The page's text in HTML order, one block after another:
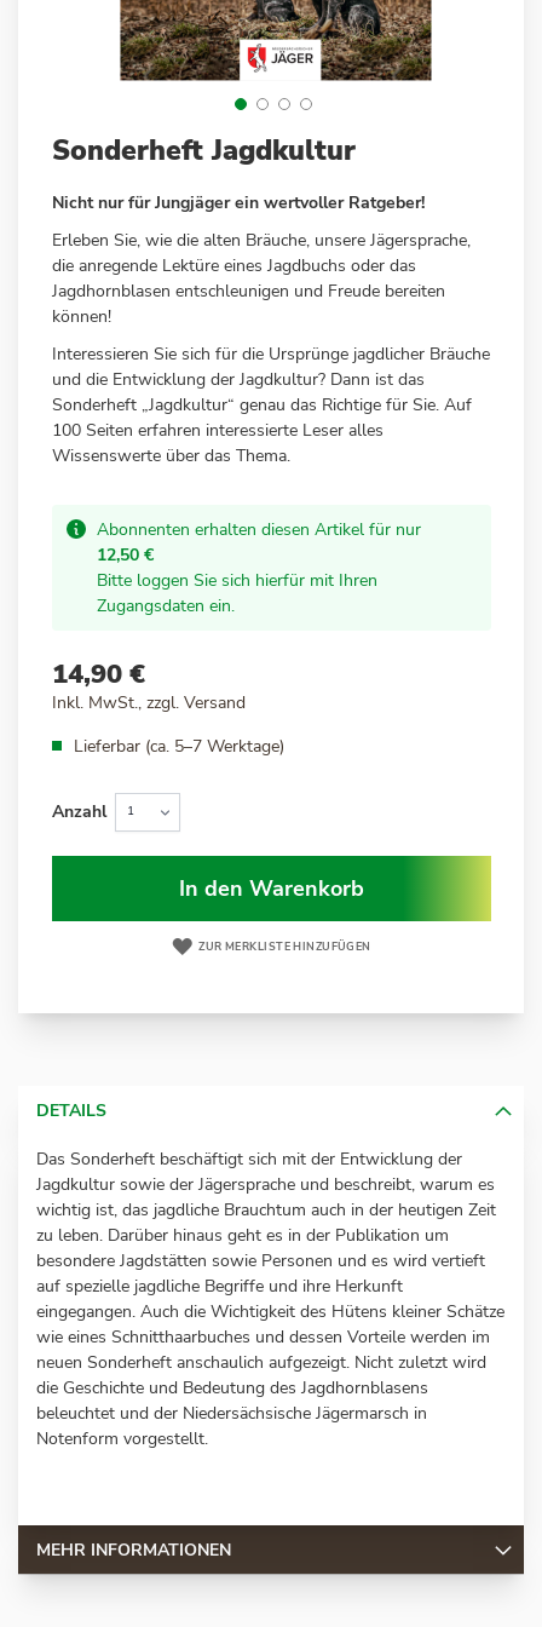
Anfang
Bildergalerie
springen
Sonderheft Jagdkultur
Nicht nur für Jungjäger ein wertvoller Ratgeber!
Erleben Sie, wie die alten Bräuche, unsere Jägersprache,
die anregende Lektüre eines Jagdbuchs oder das
Jagdhornblasen entschleunigen und Freude bereiten
können!
Interessieren Sie sich für die Ursprünge jagdlicher Bräuche
und die Entwicklung der Jagdkultur? Dann ist das
Sonderheft „Jagdkultur“ genau das Richtige für Sie. Auf
100 Seiten erfahren interessierte Leser alles
Wissenswerte über das Thema.
Abonnenten erhalten diesen Artikel für nur
12,50 €
Bitte loggen Sie sich hierfür mit Ihren
Zugangsdaten ein.
14,90 €
Inkl. MwSt., zzgl. Versand
Lieferbar (ca. 5–7 Werktage)
Anzahl
In den Warenkorb
ZUR MERKLISTE HINZUFÜGEN
DETAILS
Das Sonderheft beschäftigt sich mit der Entwicklung der
Jagdkultur sowie der Jägersprache und beschreibt, warum es
wichtig ist, das jagdliche Brauchtum auch in der heutigen Zeit
zu leben. Darüber hinaus geht es in der Publikation um
besondere Jagdstätten sowie Personen und es wird vertieft
auf spezielle jagdliche Begriffe und ihre Herkunft
eingegangen. Auch die Wichtigkeit des Hütens kleiner Schätze
wie eines Schnitthaarbuches und dessen Vorteile werden im
neuen Sonderheft anschaulich aufgezeigt. Nicht zuletzt wird
die Geschichte und Bedeutung des Jagdhornblasens
beleuchtet und der Niedersächsische Jägermarsch in
Notenform vorgestellt.
MEHR INFORMATIONEN